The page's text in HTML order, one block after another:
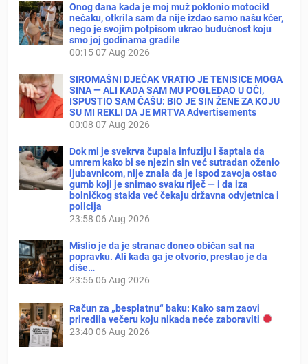
Onog dana kada je moj muž poklonio motocikl
nećaku, otkrila sam da nije izdao samo našu kćer,
nego je svojim potpisom ukrao budućnost koju
smo joj godinama gradile
00:1507 Aug 2026
SIROMAŠNI DJEČAK VRATIO JE TENISICE MOGA
SINA — ALI KADA SAM MU POGLEDAO U OČI,
ISPUSTIO SAM ČAŠU: BIO JE SIN ŽENE ZA KOJU
SU MI REKLI DA JE MRTVA Advertisements
00:08 07 Aug 2026
Dok mi je svekrva čupala infuziju i šaptala da
umrem kako bi se njezin sin već sutradan oženio
ljubavnicom, nije znala da je ispod zavoja ostao
gumb koji je snimao svaku riječ — i da iza
bolničkog stakla već čekaju državna odvjetnica i
policija
23:58 06 Aug 2026
Mislio je da je stranac doneo običan sat na
popravku. Ali kada ga je otvorio, prestao je da
diše…
23:56 06 Aug 2026
Račun za „besplatnu“ baku: Kako sam zaovi
priredila večeru koju nikada neće zaboraviti
23:40 06 Aug 2026